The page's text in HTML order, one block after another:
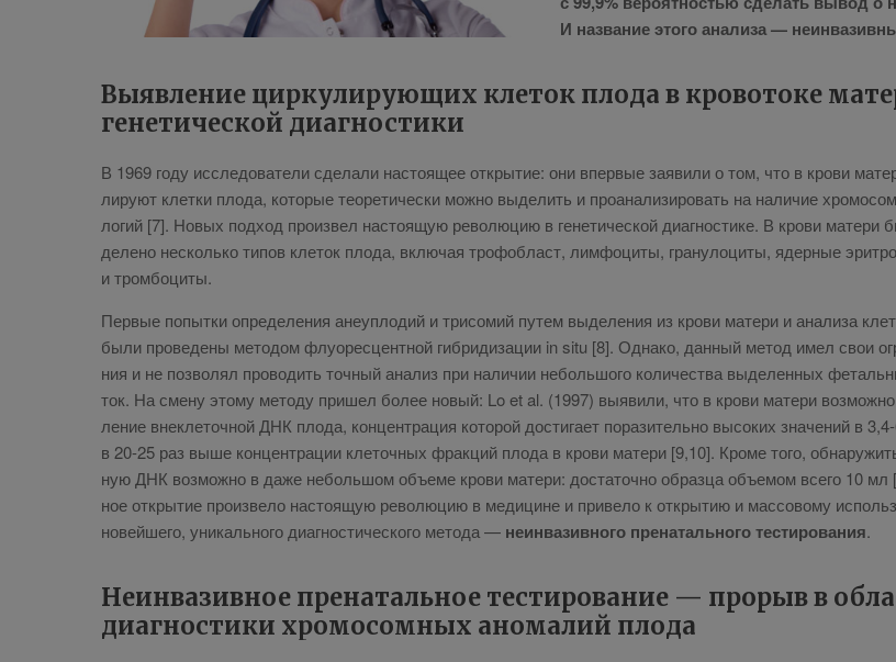
И на­зва­ние это­го ана­ли­за —
Выявление циркулирующих клеток плода в кровотоке
генетической диагностики
В 1969 го­ду ис­сле­до­ва­те­ли сде­ла­ли на­сто­я­щее от­кры­тие: они впер­вые за­яви­ли о том, что в кро­ви
ли­ру­ют клет­ки пло­да, ко­то­рые тео­ре­ти­че­ски мож­но вы­де­лить и про­ана­ли­зи­ро­вать на на­ли­чие
ло­гий [7]. Но­вых под­ход про­из­вел на­сто­я­щую ре­во­лю­цию в ге­не­ти­че­ской ди­а­гно­сти­ке. В кро­ви ма­те­ри
де­ле­но несколь­ко ти­пов кле­ток пло­да, вклю­чая тро­фоб­ласт, лим­фо­ци­ты, гра­ну­ло­ци­ты, ядер­ные
и тром­бо­ци­ты.
Пер­вые по­пыт­ки опре­де­ле­ния ане­уп­ло­дий и три­со­мий пу­тем вы­де­ле­ния из кро­ви ма­те­ри и ана­ли­за
бы­ли про­ве­де­ны ме­то­дом флу­о­рес­цент­ной ги­бри­ди­за­ции in situ [8]. Од­на­ко, дан­ный ме­тод имел свои
ния и не поз­во­лял про­во­дить точ­ный ана­лиз при на­ли­чии неболь­шо­го ко­ли­че­ства вы­де­лен­ных
ток. На сме­ну это­му ме­то­ду при­шел бо­лее но­вый: Lo et al. (1997) вы­яви­ли, что в кро­ви ма­те­ри
ле­ние вне­кле­точ­ной ДНК пло­да, кон­цен­тра­ция ко­то­рой до­сти­га­ет по­ра­зи­тель­но вы­со­ких зна­че­ний в
в 20-25 раз вы­ше кон­цен­тра­ции кле­точ­ных фрак­ций пло­да в кро­ви ма­те­ри [9,10]. Кро­ме то­го,
ную ДНК воз­мож­но в да­же неболь­шом объ­е­ме кро­ви ма­те­ри: до­ста­точ­но об­раз­ца объ­е­мом все­го 10
ное от­кры­тие про­из­ве­ло на­сто­я­щую ре­во­лю­цию в ме­ди­цине и при­ве­ло к от­кры­тию и мас­со­во­му
но­вей­ше­го, уни­каль­но­го ди­а­гно­сти­че­ско­го ме­то­да — неин­ва­зив­но­го пре­на­таль­но­го те­сти­ро­ва­ния.
Неин­ва­зив­ное пре­на­таль­ное те­сти­ро­ва­ние — про­рыв в
ди­а­гно­сти­ки хро­мо­сом­ных ано­ма­лий пло­да